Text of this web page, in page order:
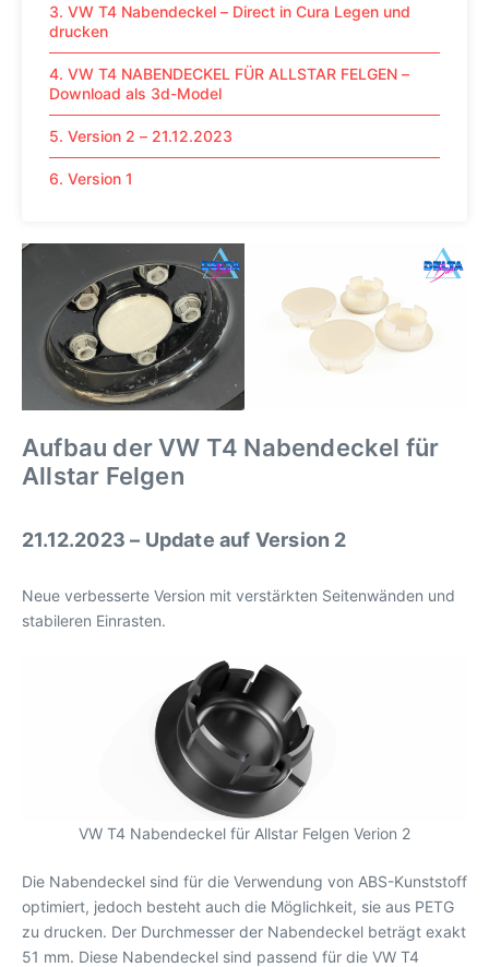
3. VW T4 Nabendeckel – Direct in Cura Legen und
drucken
4. VW T4 NABENDECKEL FÜR ALLSTAR FELGEN –
Download als 3d-Model
5. Version 2 – 21.12.2023
6. Version 1
Aufbau der VW T4 Nabendeckel für
Allstar Felgen
21.12.2023 – Update auf Version 2
Neue verbesserte Version mit verstärkten Seitenwänden und
stabileren Einrasten.
VW T4 Nabendeckel für Allstar Felgen Verion 2
Die Nabendeckel sind für die Verwendung von ABS-Kunststoff
optimiert, jedoch besteht auch die Möglichkeit, sie aus PETG
zu drucken. Der Durchmesser der Nabendeckel beträgt exakt
51 mm. Diese Nabendeckel sind passend für die VW T4